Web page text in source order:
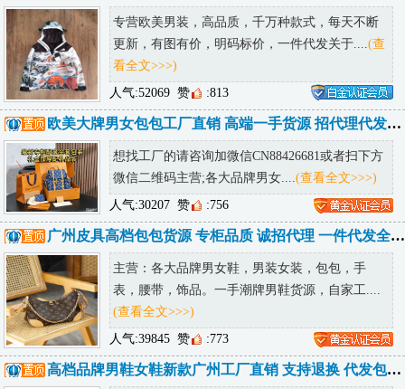
专营欧美男装，高品质，千万种款式，每天不断
更新，有图有价，明码标价，一件代发关于....(查
看全文>>>)
人气:52069 赞 :813
欧美大牌男女包包工厂直销 高端一手货源 招代理代发包邮 可发海外
想找工厂的请咨询加微信CN88426681或者扫下方
微信二维码主营;各大品牌男女....(查看全文>>>)
人气:30207 赞 :756
广州皮具高档包包货源 专柜品质 诚招代理 一件代发全球可达
主营：各大品牌男女鞋，男装女装，包包，手
表，腰带，饰品。一手潮牌男鞋货源，自家工....
(查看全文>>>)
人气:39845 赞 :773
高档品牌男鞋女鞋新款广州工厂直销 支持退换 代发包邮 诚招代理